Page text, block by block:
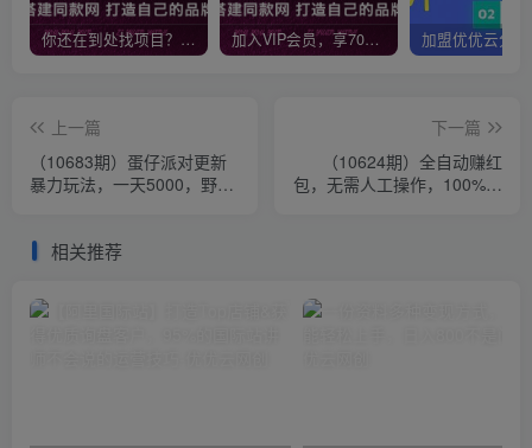
你还在到处找项目？还在当韭菜？我靠网创资源站一个月收入5万+，曾经我也是个失败者。 加入VIP会员，享70%的推广提成，免费学习多种网上创业课程，菜鸟秒变大神！
上一篇
（10683期）蛋仔派对更新
暴力玩法，一天5000，野路
下一篇
（10624期）全自动赚红
包，无需人工操作，100%出
相关推荐